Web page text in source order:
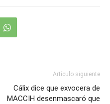
Artículo siguiente
Cálix dice que exvocera de
MACCIH desenmascaró que